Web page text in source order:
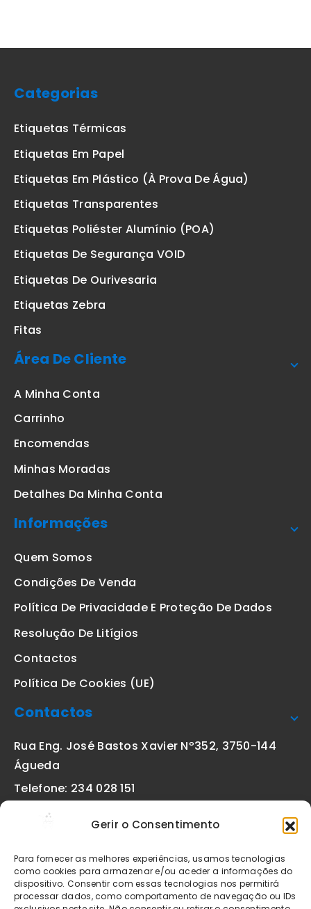
Gerir o Consentimento
Para fornecer as melhores experiências, usamos tecnologias
como cookies para armazenar e/ou aceder a informações do
dispositivo. Consentir com essas tecnologias nos permitirá
processar dados, como comportamento de navegação ou IDs
Categorias
Etiquetas Térmicas
Etiquetas Em Papel
Etiquetas Em Plástico (à Prova De Água)
Etiquetas Transparentes
Etiquetas Poliéster Alumínio (POA)
Etiquetas De Segurança VOID
Etiquetas De Ourivesaria
Etiquetas Zebra
Fitas
Área De Cliente
A Minha Conta
Carrinho
Encomendas
Minhas Moradas
Detalhes Da Minha Conta
Informações
Quem Somos
Condições De Venda
Política De Privacidade E Proteção De Dados
Resolução De Litígios
Contactos
Política De Cookies (UE)
Contactos
Rua Eng. José Bastos Xavier Nº352, 3750-144
Águeda
Telefone: 234 028 151
geral@etiquetas-online.pt
Os preços indicados incluem IVA à taxa legal em vigor. Todos